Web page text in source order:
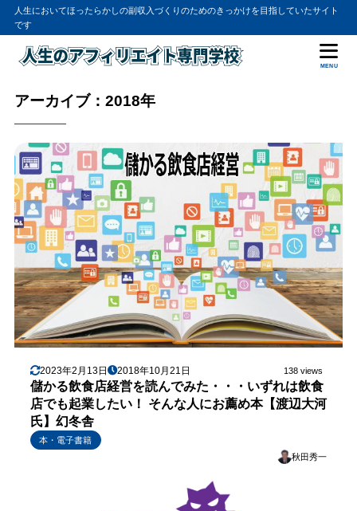
人生においてほったらかしの副収入づくりのためのきっかけを目指していたサイト
です
MENU
アーカイブ：2018年
2023年2月13日 2018年10月21日 138 views
儲かる飲食店経営を読んでみた・・・いずれは飲食
店でも起業したい！ そんな人にお薦め本【渡辺大河
氏】幻冬舎
本・電子書籍
秋田秀一